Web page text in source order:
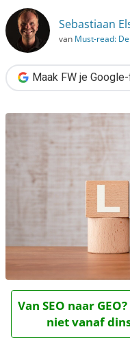
Sebastiaan
van Must-read:
Maak FW je
Van SEO naar
niet vanaf